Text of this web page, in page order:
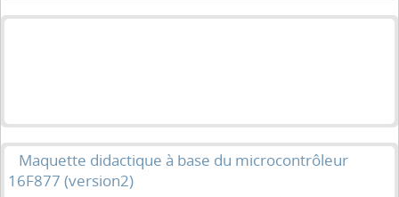
Maquette didactique à base du microcontrôleur
16F877 (version2)